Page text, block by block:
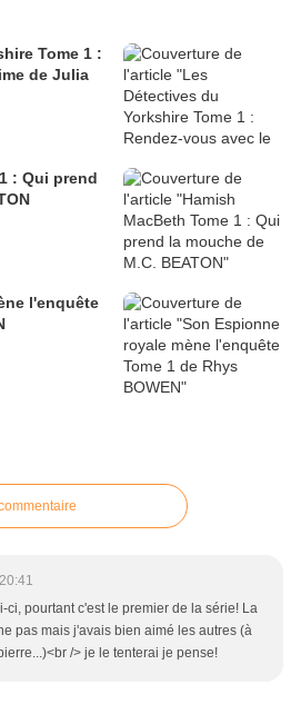
Tome 1 :
de Julia
: Qui prend
l'enquête
ci, pourtant c'est le premier de la série! La
pas mais j'avais bien aimé les autres (à
/> je le tenterai je pense!